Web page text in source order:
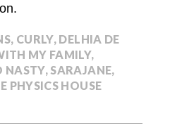
, CURLY, DELHIA DE
MY FAMILY,
NASTY, SARAJANE,
PHYSICS HOUSE